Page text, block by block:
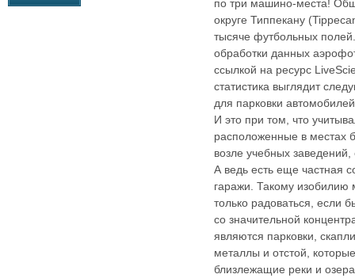
по три машино-места!
округе Типпекану
тысяче футбольных
обработки данных
ссылкой на ресурс
статистика выглядит
для парковки
И это при том, что
расположенные в местах
возле учебных
А ведь есть еще частная
гаражи. Такому
только радоваться, если
со значительной
являются парковки,
металлы и отстой,
близлежащие реки и